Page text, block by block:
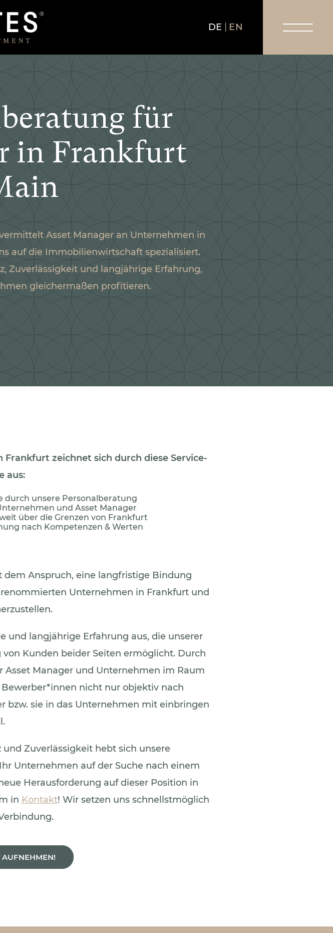
DE EN
für
in Frankfurt
Asset Manager an Unternehmen in
auf die Immobilienwirtschaft spezialisiert.
Zuverlässigkeit und langjährige Erfahrung,
gleichermaßen profitieren.
Frankfurt zeichnet sich durch diese Service-
aus:
durch unsere Personalberatung
und Asset Manager
über die Grenzen von Frankfurt
nach Kompetenzen & Werten
Anspruch, eine langfristige Bindung
Unternehmen in Frankfurt und
und langjährige Erfahrung aus, die unserer
Kunden beider Seiten ermöglicht. Durch
Manager und Unternehmen im Raum
nicht nur objektiv nach
bzw. sie in das Unternehmen mit einbringen
Zuverlässigkeit hebt sich unsere
Unternehmen auf der Suche nach einem
Herausforderung auf dieser Position in
in Kontakt! Wir setzen uns schnellstmöglich
AUFNEHMEN!